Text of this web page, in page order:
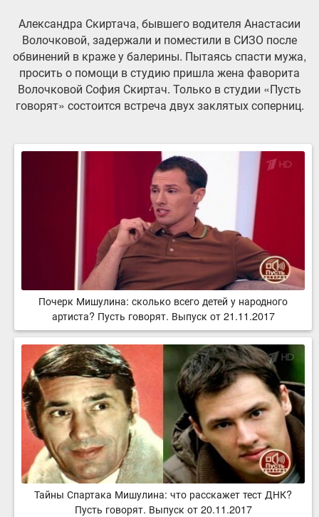
Александра Скиртача, бывшего водителя Анастасии
Волочковой, задержали и поместили в СИЗО после
обвинений в краже у балерины. Пытаясь спасти мужа,
просить о помощи в студию пришла жена фаворита
Волочковой София Скиртач. Только в студии «Пусть
говорят» состоится встреча двух заклятых соперниц.
Почерк Мишулина: сколько всего детей у народного
артиста? Пусть говорят. Выпуск от 21.11.2017
Тайны Спартака Мишулина: что расскажет тест ДНК?
Пусть говорят. Выпуск от 20.11.2017